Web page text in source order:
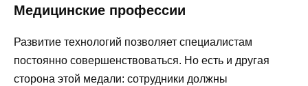
Медицинские профессии
Развитие технологий позволяет специалистам
постоянно совершенствоваться. Но есть и другая
сторона этой медали: сотрудники должны